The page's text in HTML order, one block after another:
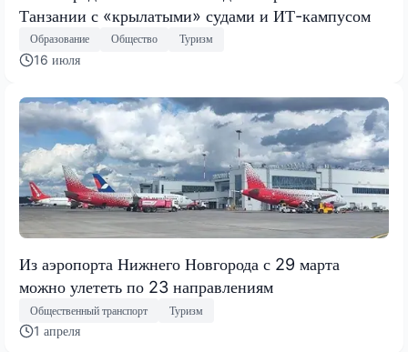
Танзании с «крылатыми» судами и ИТ-кампусом
Образование Общество Туризм
16 июля
Из аэропорта Нижнего Новгорода с 29 марта
можно улететь по 23 направлениям
Общественный транспорт Туризм
1 апреля